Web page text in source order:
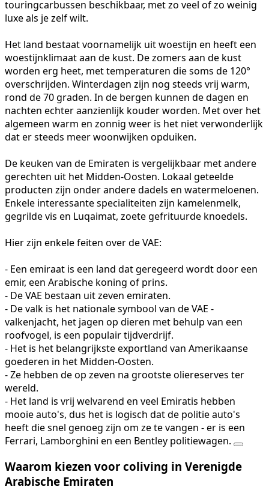
touringcarbussen beschikbaar, met zo veel of zo weinig
luxe als je zelf wilt.
Het land bestaat voornamelijk uit woestijn en heeft een
woestijnklimaat aan de kust. De zomers aan de kust
worden erg heet, met temperaturen die soms de 120°
overschrijden. Winterdagen zijn nog steeds vrij warm,
rond de 70 graden. In de bergen kunnen de dagen en
nachten echter aanzienlijk kouder worden. Met over het
algemeen warm en zonnig weer is het niet verwonderlijk
dat er steeds meer woonwijken opduiken.
De keuken van de Emiraten is vergelijkbaar met andere
gerechten uit het Midden-Oosten. Lokaal geteelde
producten zijn onder andere dadels en watermeloenen.
Enkele interessante specialiteiten zijn kamelenmelk,
gegrilde vis en Luqaimat, zoete gefrituurde knoedels.
Hier zijn enkele feiten over de VAE:
- Een emiraat is een land dat geregeerd wordt door een
emir, een Arabische koning of prins.
- De VAE bestaan uit zeven emiraten.
- De valk is het nationale symbool van de VAE -
valkenjacht, het jagen op dieren met behulp van een
roofvogel, is een populair tijdverdrijf.
- Het is het belangrijkste exportland van Amerikaanse
goederen in het Midden-Oosten.
- Ze hebben de op zeven na grootste oliereserves ter
wereld.
- Het land is vrij welvarend en veel Emiratis hebben
mooie auto's, dus het is logisch dat de politie auto's
heeft die snel genoeg zijn om ze te vangen - er is een
Ferrari, Lamborghini en een Bentley politiewagen.
Waarom kiezen voor coliving in Verenigde
Arabische Emiraten